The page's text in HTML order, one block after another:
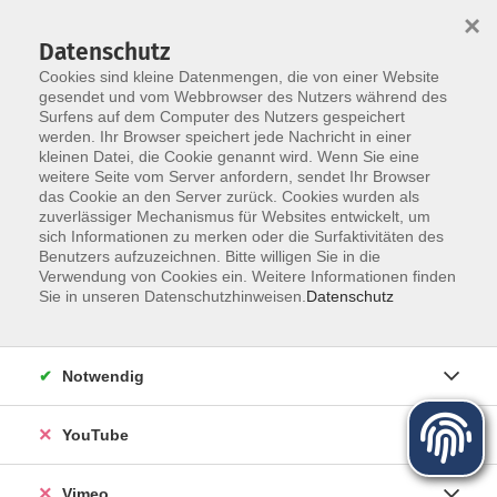
Zum Hauptinhalt springen
Der Kurs konnte nicht gefunden werden.
Über uns
Kursleiter
Partner und Referenzen
Datenschutz
Cookies sind kleine Datenmengen, die von einer Website
gesendet und vom Webbrowser des Nutzers während des
Surfens auf dem Computer des Nutzers gespeichert
werden. Ihr Browser speichert jede Nachricht in einer
kleinen Datei, die Cookie genannt wird. Wenn Sie eine
weitere Seite vom Server anfordern, sendet Ihr Browser
das Cookie an den Server zurück. Cookies wurden als
zuverlässiger Mechanismus für Websites entwickelt, um
sich Informationen zu merken oder die Surfaktivitäten des
Benutzers aufzuzeichnen. Bitte willigen Sie in die
Verwendung von Cookies ein. Weitere Informationen finden
Sie in unseren Datenschutzhinweisen. Datenschutz
×
Notwendig
YouTube